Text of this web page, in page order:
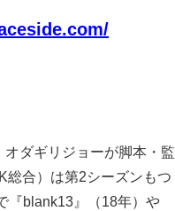
ダギリジョーが脚本・監
総合）は第2シーズンもつ
『blank13』（18年）や